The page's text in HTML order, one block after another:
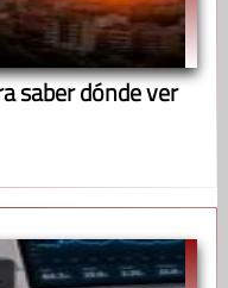
saber dónde ver